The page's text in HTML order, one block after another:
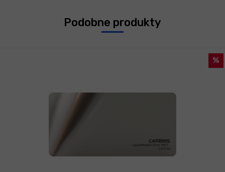
Podobne produkty